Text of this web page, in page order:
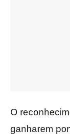
O
ganharem